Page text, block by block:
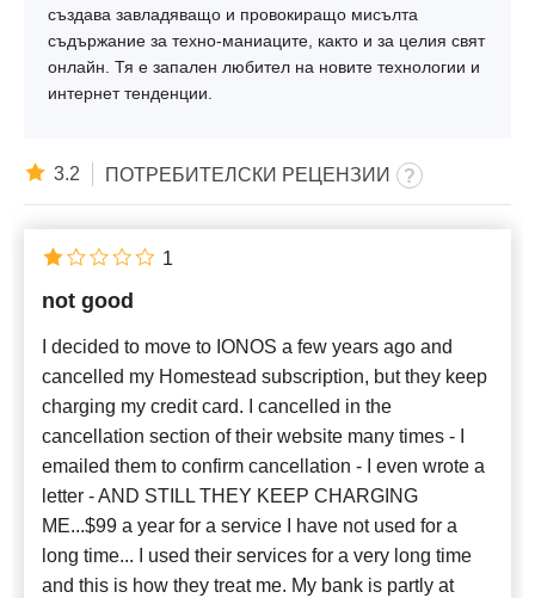
създава завладяващо и провокиращо мисълта
съдържание за техно-маниаците, както и за целия свят
онлайн. Тя е запален любител на новите технологии и
интернет тенденции.
3.2 ПОТРЕБИТЕЛСКИ РЕЦЕНЗИИ
not good
I decided to move to IONOS a few years ago and
cancelled my Homestead subscription, but they keep
charging my credit card. I cancelled in the
cancellation section of their website many times - I
emailed them to confirm cancellation - I even wrote a
letter - AND STILL THEY KEEP CHARGING
ME...$99 a year for a service I have not used for a
long time... I used their services for a very long time
and this is how they treat me. My bank is partly at
1